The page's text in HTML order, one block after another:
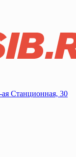
Станционная, 30